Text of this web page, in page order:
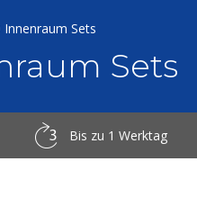
Innenraum Sets
Sets
Bis zu 1 Werktag